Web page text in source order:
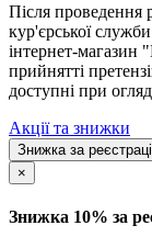
Після проведення
кур'єрської
інтернет-магазин
прийнятті
доступні при
Акції та знижки
Знижка за
×
Знижка 10% за